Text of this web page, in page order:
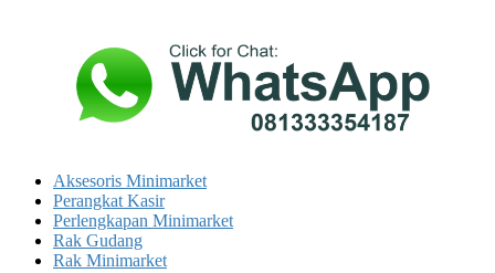
Aksesoris Minimarket
Perangkat Kasir
Perlengkapan Minimarket
Rak Gudang
Rak Minimarket